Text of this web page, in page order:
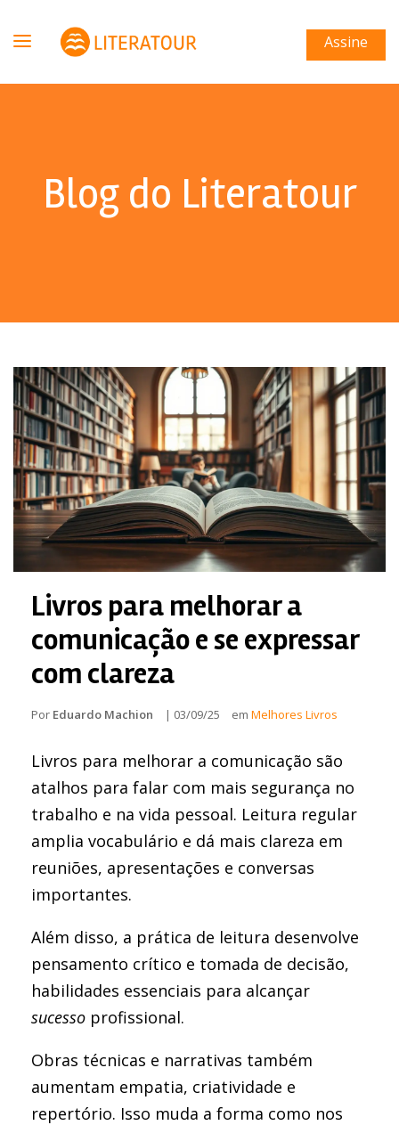
Assine
Blog do Literatour
Livros para melhorar a
comunicação e se expressar
com clareza
Por Eduardo Machion | 03/09/25 em Melhores Livros
Livros para melhorar a comunicação são
atalhos para falar com mais segurança no
trabalho e na vida pessoal. Leitura regular
amplia vocabulário e dá mais clareza em
reuniões, apresentações e conversas
importantes.
Além disso, a prática de leitura desenvolve
pensamento crítico e tomada de decisão,
habilidades essenciais para alcançar
sucesso profissional.
Obras técnicas e narrativas também
aumentam empatia, criatividade e
repertório. Isso muda a forma como nos